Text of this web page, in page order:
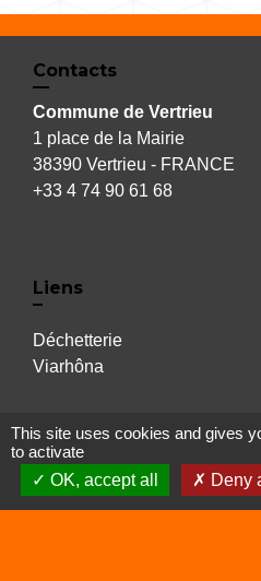
Contacts
Commune de Vertrieu
1 place de la Mairie
38390 Vertrieu - FRANCE
+33 4 74 90 61 68
Liens
Déchetterie
Viarhôna
Sites utiles
Balcons du
This site uses cookies and gives
to activate
OK, accept all
Deny